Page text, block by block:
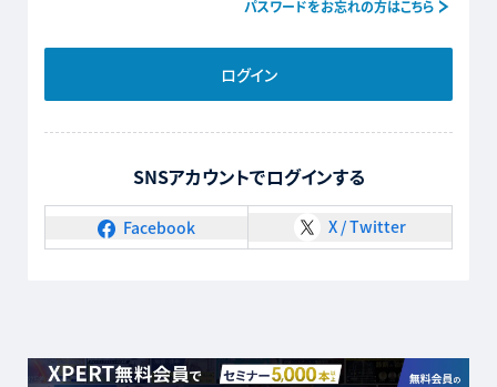
パスワードをお忘れの方はこちら
ログイン
SNSアカウントでログインする
Facebook X / Twitter